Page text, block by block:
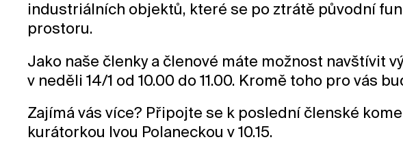
industriálních objektů, které se po ztrátě původní
prostoru.
Jako naše členky a členové máte možnost navštívit
v neděli 14/1 od 10.00 do 11.00. Kromě toho pro vás
Zajímá vás více? Připojte se k poslední členské
kurátorkou Ivou Polaneckou v 10.15.